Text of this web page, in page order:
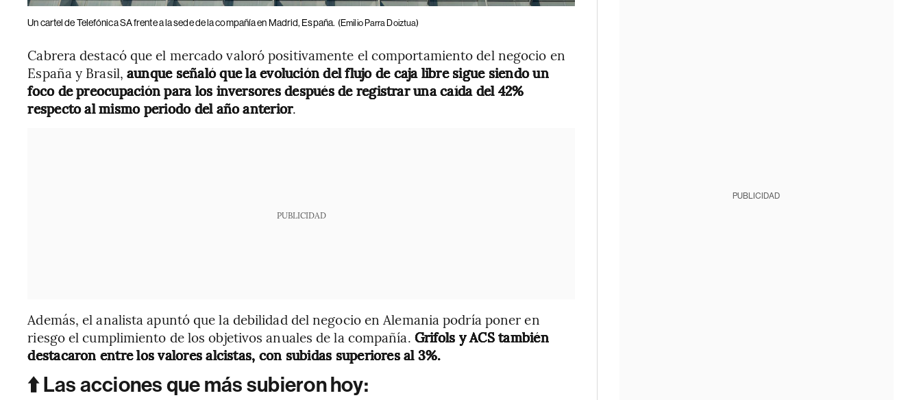
Un cartel de Telefónica SA frente a la sede de la compañía en Madrid, España. (Emilio Parra Doiztua)
Cabrera destacó que el mercado valoró positivamente el comportamiento del negocio en
España y Brasil,aunque señaló que la evolución del flujo de caja libre sigue siendo un
foco de preocupación para los inversores después de registrar una caída del 42%
respecto al mismo periodo del año anterior.
PUBLICIDAD
Además, el analista apuntó que la debilidad del negocio en Alemania podría poner en
riesgo el cumplimiento de los objetivos anuales de la compañía. Grifols y ACS también
destacaron entre los valores alcistas, con subidas superiores al 3%.
⬆️ Las acciones que más subieron hoy:
PUBLICIDAD